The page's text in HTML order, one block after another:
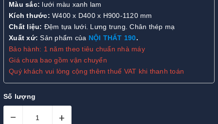
Màu sắc: lưới màu xanh lam
Kích thước: W400 x D400 x H900-1120 mm
Chất liệu: Đệm tựa lưới. Lưng trung. Chân thép mạ
Xuất xứ: Sản phẩm của NỘI THẤT 190.
Bảo hành: 1 năm theo tiêu chuẩn nhà máy
Giá chưa bao gồm vận chuyển
Quý khách vui lòng cộng thêm thuế VAT khi thanh toán
Số lượng
– +